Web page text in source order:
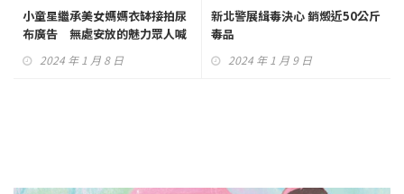
小童星繼承美女媽媽衣缽接拍尿
布廣告 無處安放的魅力眾人喊
2024 年 1 月 8 日
新北警展緝毒決心 銷燬近50公斤
毒品
2024 年 1 月 9 日